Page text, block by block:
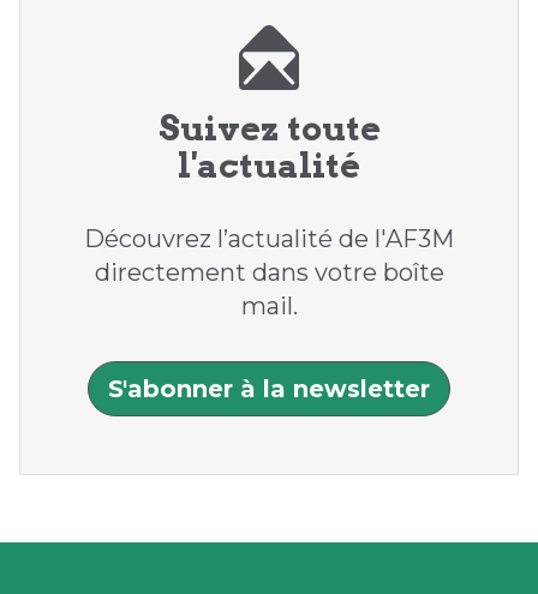
Suivez toute
l'actualité
Découvrez l’actualité de l'AF3M
directement dans votre boîte
mail.
S'abonner à la newsletter